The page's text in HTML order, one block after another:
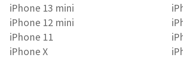
iPhone 13 mini
iPhone 12 mini
iPhone 11
iPhone X